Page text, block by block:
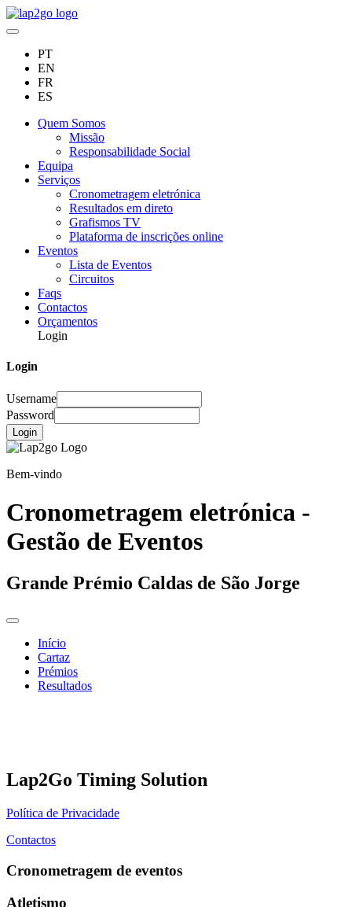
PT
EN
FR
ES
Quem Somos
Missão
Responsabilidade Social
Equipa
Serviços
Cronometragem eletrónica
Resultados em direto
Grafismos TV
Plataforma de inscrições online
Eventos
Lista de Eventos
Circuitos
Faqs
Contactos
Orçamentos
Login
Login
Username
Password
Login
Bem-vindo
Cronometragem eletrónica -
Gestão de Eventos
Grande Prémio Caldas de São Jorge
Início
Cartaz
Prémios
Resultados
Lap2Go Timing Solution
Política de Privacidade
Contactos
Cronometragem de eventos
Atletismo